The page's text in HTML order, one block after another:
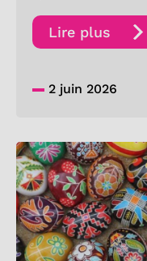
Lire plus
2 juin 2026